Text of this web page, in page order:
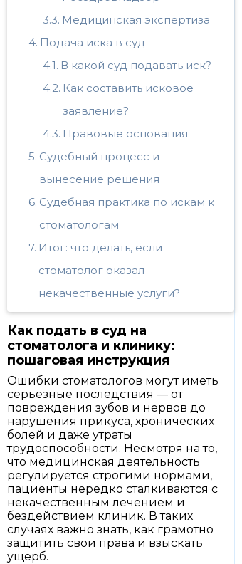
Медицинская экспертиза
Подача иска в суд
В какой суд подавать иск?
Как составить исковое
заявление?
Правовые основания
Судебный процесс и
вынесение решения
Судебная практика по искам к
стоматологам
Итог: что делать, если
стоматолог оказал
некачественные услуги?
Как подать в суд на
стоматолога и клинику:
пошаговая инструкция
Ошибки стоматологов могут иметь
серьёзные последствия — от
повреждения зубов и нервов до
нарушения прикуса, хронических
болей и даже утраты
трудоспособности. Несмотря на то,
что медицинская деятельность
регулируется строгими нормами,
пациенты нередко сталкиваются с
некачественным лечением и
бездействием клиник. В таких
случаях важно знать, как грамотно
защитить свои права и взыскать
ущерб.